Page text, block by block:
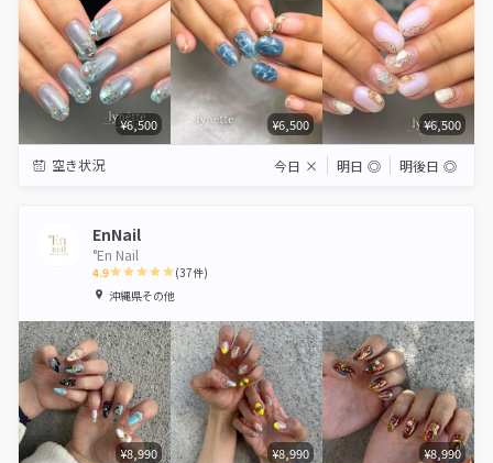
¥6,500 ¥6,500 ¥6,500
空き状況 今日 × 明日 ◎ 明後日 ◎
EnNail
°En Nail
4.9
1 2 3 4 5
(37件)
沖縄県その他
¥8,990 ¥8,990 ¥8,990